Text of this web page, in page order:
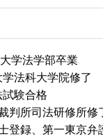
学法学部卒業
法科大学院修了
験合格
判所司法研修所修
登録、第一東京弁